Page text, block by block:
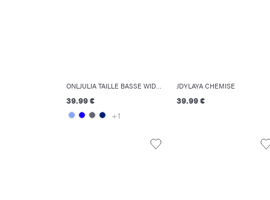
ONLJULIA TAILLE BASSE WIDE LEG FIT JEANS
39.99 €
+1
JDYLAYA CHEMISE
39.99 €